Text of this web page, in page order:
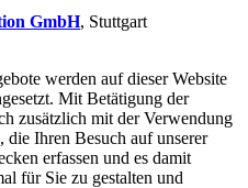
GmbH, Stuttgart
werden auf dieser Website
Mit Betätigung der
zusätzlich mit der Verwendung
die Ihren Besuch auf unserer
erfassen und es damit
für Sie zu gestalten und